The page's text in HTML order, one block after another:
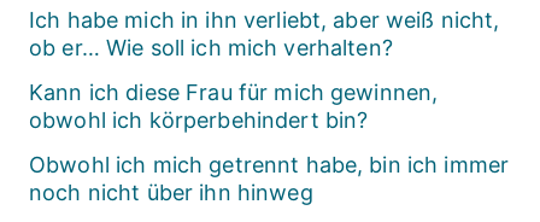
Ich habe mich in ihn verliebt, aber weiß nicht,
ob er… Wie soll ich mich verhalten?
Kann ich diese Frau für mich gewinnen,
obwohl ich körperbehindert bin?
Obwohl ich mich getrennt habe, bin ich immer
noch nicht über ihn hinweg